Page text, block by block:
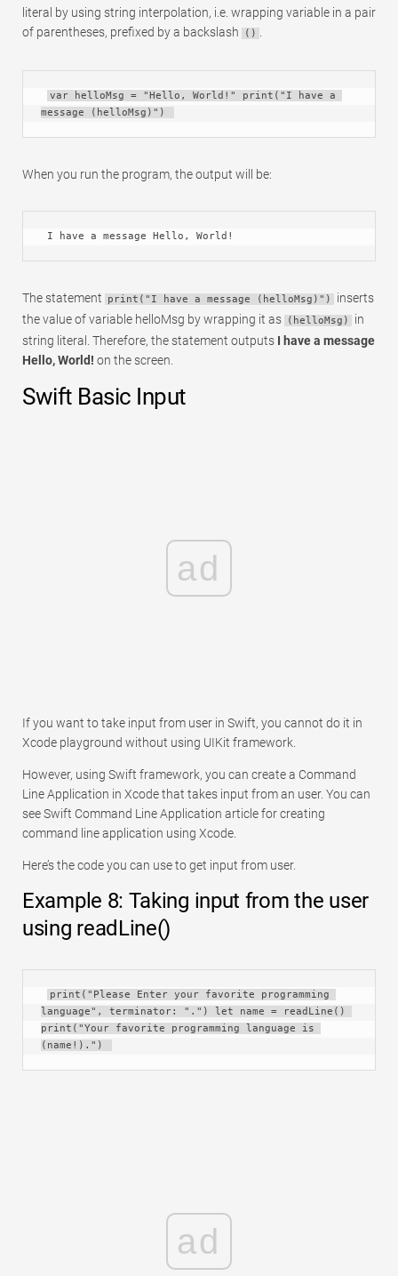
literal by using string interpolation, i.e. wrapping variable in a pair
of parentheses, prefixed by a backslash
()
var helloMsg = "Hello, World!" print("I have a
message (helloMsg)")
When you run the program, the output will be:
I have a message Hello, World!
The statement print("I have a message (helloMsg)")
inserts
the value of variable helloMsg by wrapping it as
(helloMsg)
in
string literal. Therefore, the statement outputs I have a message
Hello, World! on the screen.
Swift Basic Input
ad
If you want to take input from user in Swift, you cannot do it in
Xcode playground without using UIKit framework.
However, using Swift framework, you can create a Command
Line Application in Xcode that takes input from an user. You can
see Swift Command Line Application article for creating
command line application using Xcode.
Here’s the code you can use to get input from user.
Example 8: Taking input from the user
using readLine()
print("Please Enter your favorite programming
language", terminator: ".") let name = readLine()
print("Your favorite programming language is
(name!).")
ad